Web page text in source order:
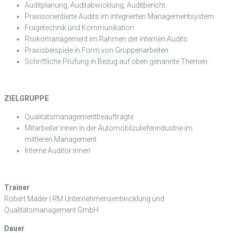
Auditplanung, Auditabwicklung, Auditbericht
Praxisorientierte Audits im integrierten Managementsystem
Fragetechnik und Kommunikation
Risikomanagement im Rahmen der internen Audits
Praxisbeispiele in Form von Gruppenarbeiten
Schriftliche Prüfung in Bezug auf oben genannte Themen
ZIELGRUPPE
Qualitätsmanagementbeauftragte
Mitarbeiter:innen in der Automobilzulieferindustrie im
mittleren Management
Interne Auditor:innen
Trainer
Robert Mader | RM Unternehmensentwicklung und
Qualitätsmanagement GmbH
Dauer